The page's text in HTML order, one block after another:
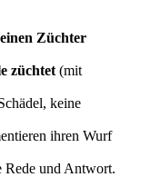
einen Züchter
züchtet (mit
keine
ihren Wurf
Rede und Antwort.